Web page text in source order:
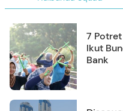
7
Ikut
Bank